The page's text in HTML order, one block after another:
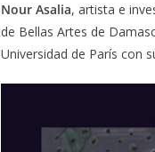
Nour Asalia, artista e
de Bellas Artes de
Universidad de París con